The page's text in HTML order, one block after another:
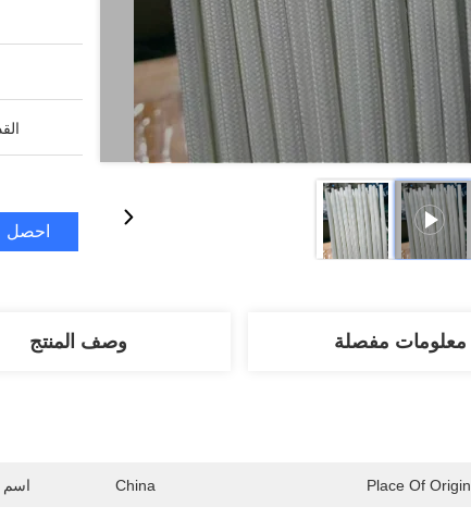
احصل
معلومات مفصلة وصف المنتج
Place Of Origin
China اسم